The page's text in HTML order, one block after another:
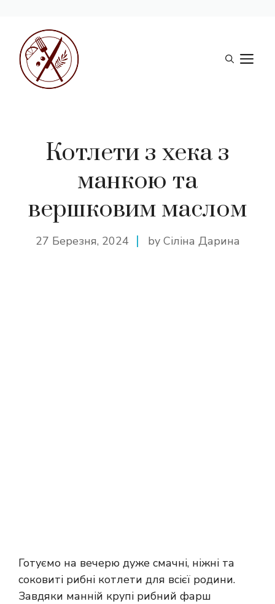
вмісту
Котлети з хека з
манкою та
вершковим маслом
27 Березня, 2024 by Сіліна Дарина
Готуємо на вечерю дуже смачні, ніжні та
соковиті рибні котлети для всієї родини.
Завдяки манній крупі рибний фарш